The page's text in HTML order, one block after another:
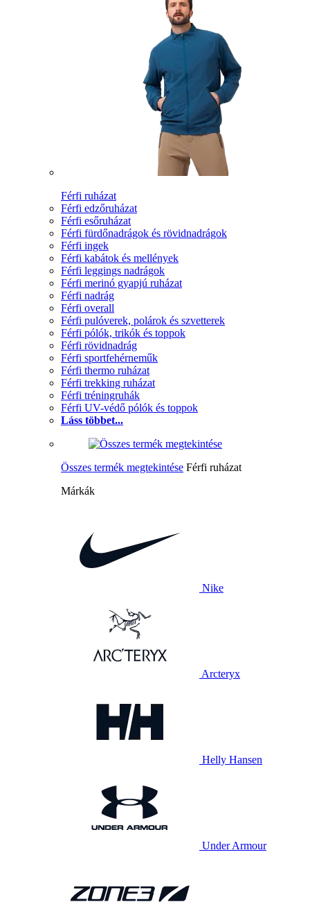
Férfi ruházat
Férfi edzőruházat
Férfi esőruházat
Férfi fürdőnadrágok és rövidnadrágok
Férfi ingek
Férfi kabátok és mellények
Férfi leggings nadrágok
Férfi merinó gyapjú ruházat
Férfi nadrág
Férfi overall
Férfi pulóverek, polárok és szvetterek
Férfi pólók, trikók és toppok
Férfi rövidnadrág
Férfi sportfehérneműk
Férfi thermo ruházat
Férfi trekking ruházat
Férfi tréningruhák
Férfi UV-védő pólók és toppok
Láss többet...
Összes termék megtekintése Férfi ruházat
Márkák
Nike
Arcteryx
Helly Hansen
Under Armour